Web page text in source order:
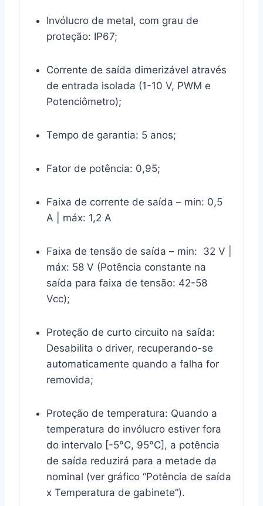
Invólucro de metal, com grau de
proteção: IP67;
Corrente de saída dimerizável através
de entrada isolada (1-10 V, PWM e
Potenciômetro);
Tempo de garantia: 5 anos;
Fator de potência: 0,95;
Faixa de corrente de saída – min: 0,5
A | máx: 1,2 A
Faixa de tensão de saída – min: 32 V |
máx: 58 V (Potência constante na
saída para faixa de tensão: 42-58
Vcc);
Proteção de curto circuito na saída:
Desabilita o driver, recuperando-se
automaticamente quando a falha for
removida;
Proteção de temperatura: Quando a
temperatura do invólucro estiver fora
do intervalo [-5°C, 95°C], a potência
de saída reduzirá para a metade da
nominal (ver gráfico “Potência de saída
x Temperatura de gabinete”).